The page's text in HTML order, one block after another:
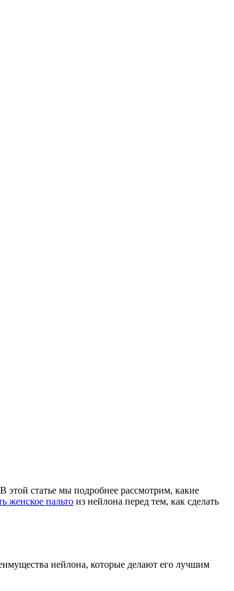
этой статье мы подробнее рассмотрим, какие
женское пальто из нейлона перед тем, как сделать
нейлона, которые делают его лучшим